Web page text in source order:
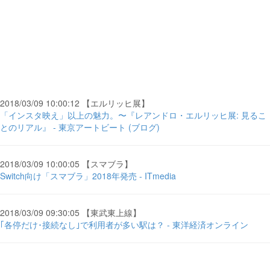
2018/03/09 10:00:12 【エルリッヒ展】
「インスタ映え」以上の魅力。〜『レアンドロ・エルリッヒ展: 見るこ
とのリアル』 - 東京アートビート (ブログ)
2018/03/09 10:00:05 【スマブラ】
Switch向け「スマブラ」2018年発売 - ITmedia
2018/03/09 09:30:05 【東武東上線】
｢各停だけ･接続なし｣で利用者が多い駅は？ - 東洋経済オンライン